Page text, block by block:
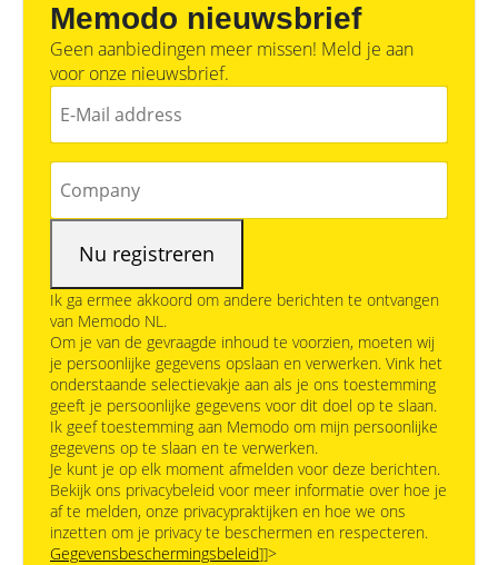
Memodo nieuwsbrief
Geen aanbiedingen meer missen! Meld je aan
voor onze nieuwsbrief.
Ik ga ermee akkoord om andere berichten te ontvangen
van Memodo NL.
Om je van de gevraagde inhoud te voorzien, moeten wij
je persoonlijke gegevens opslaan en verwerken. Vink het
onderstaande selectievakje aan als je ons toestemming
geeft je persoonlijke gegevens voor dit doel op te slaan.
Ik geef toestemming aan Memodo om mijn persoonlijke
gegevens op te slaan en te verwerken.
Je kunt je op elk moment afmelden voor deze berichten.
Bekijk ons privacybeleid voor meer informatie over hoe je
af te melden, onze privacypraktijken en hoe we ons
inzetten om je privacy te beschermen en respecteren.
Gegevensbeschermingsbeleid]]>